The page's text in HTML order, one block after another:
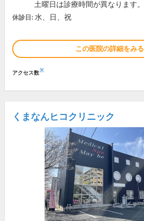
土曜日は診療時間が異なります。
休診日: 水、日、祝
この医院の詳細をみる
アクセス数※
くまなんヒコクリニック